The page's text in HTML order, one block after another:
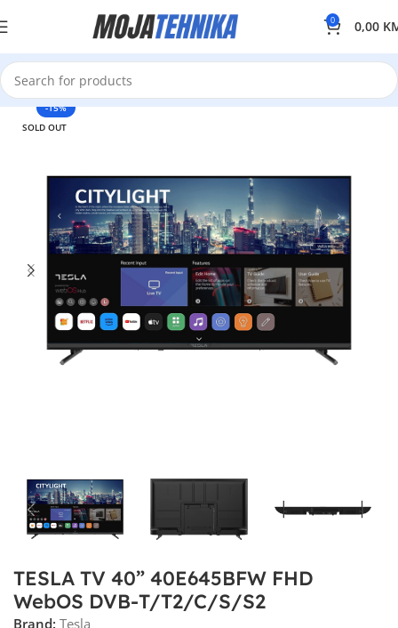
0 0,00
-15%
SOLD OUT
TESLA TV 40” 40E645BFW FHD
WebOS DVB-T/T2/C/S/S2
Brand: Tesla